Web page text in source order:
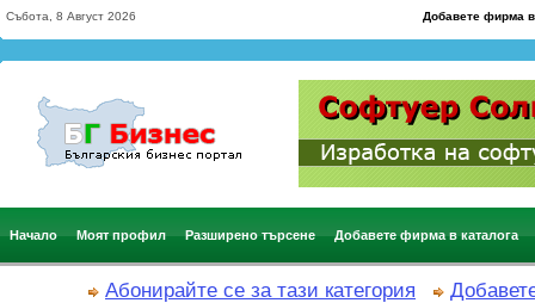
Добавете фирма в
Събота, 8 Август 2026
Начало Моят профил Разширено търсене Добавете фирма в каталога
Абонирайте се за тази категория